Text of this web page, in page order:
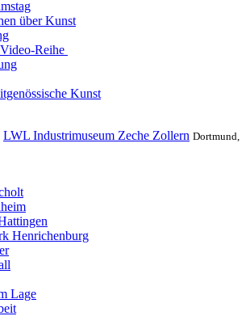
über Kunst
Reihe
Kunst
LWL Industrimuseum Zeche Zollern Dortmund,
Henrichenburg
Lage